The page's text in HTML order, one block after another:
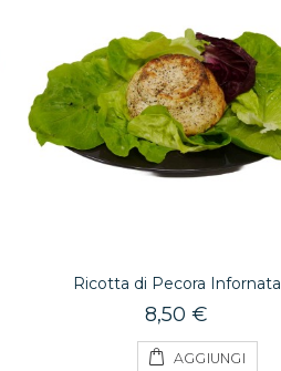
Ricotta di Pecora Infornata
8,50 €
AGGIUNGI